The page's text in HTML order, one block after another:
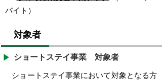
バイト）
対象者
ショートステイ事業 対象者
ショートステイ事業において対象となる方